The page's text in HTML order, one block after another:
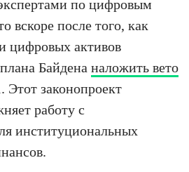
по цифровым
вскоре после того, как
цифровых активов
Байдена наложить вето
Этот законопроект
работу с
институциональных